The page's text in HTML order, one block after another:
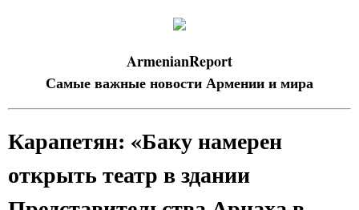
ArmenianReport
Самые важные новости Армении и мира
Карапетян: «Баку намерен
открыть театр в здании